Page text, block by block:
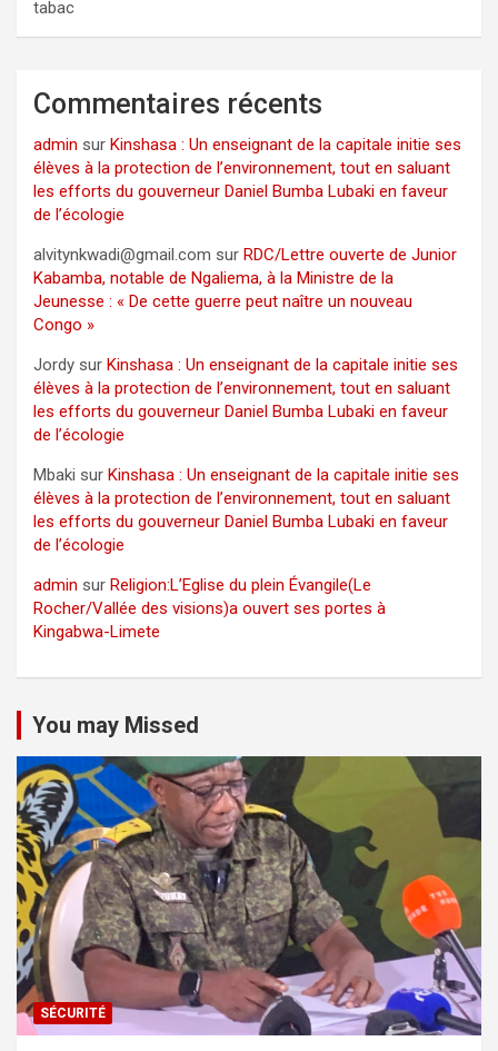
tabac
Commentaires récents
admin sur Kinshasa : Un enseignant de la capitale initie ses
élèves à la protection de l’environnement, tout en saluant
les efforts du gouverneur Daniel Bumba Lubaki en faveur
de l’écologie
alvitynkwadi@gmail.com sur RDC/Lettre ouverte de Junior
Kabamba, notable de Ngaliema, à la Ministre de la
Jeunesse : « De cette guerre peut naître un nouveau
Congo »
Jordy sur Kinshasa : Un enseignant de la capitale initie ses
élèves à la protection de l’environnement, tout en saluant
les efforts du gouverneur Daniel Bumba Lubaki en faveur
de l’écologie
Mbaki sur Kinshasa : Un enseignant de la capitale initie ses
élèves à la protection de l’environnement, tout en saluant
les efforts du gouverneur Daniel Bumba Lubaki en faveur
de l’écologie
admin sur Religion:L’Eglise du plein Évangile(Le
Rocher/Vallée des visions)a ouvert ses portes à
Kingabwa-Limete
You may Missed
SÉCURITÉ